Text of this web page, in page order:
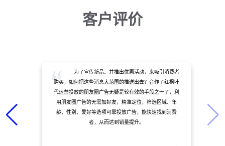
客户评价
为了宣传新品、并推出优惠活动，来吸引消费者
购买，如何把这些消息大范围的推送出去？合作了红枫叶
代运营投放的朋友圈广告无疑是较有效的手段之一了，利
用朋友圈广告的无需加好友，精准定位，筛选区域、年
龄、性别、爱好等选项可靠投放广告，能快速找到消费
者，从而达到销量提升。